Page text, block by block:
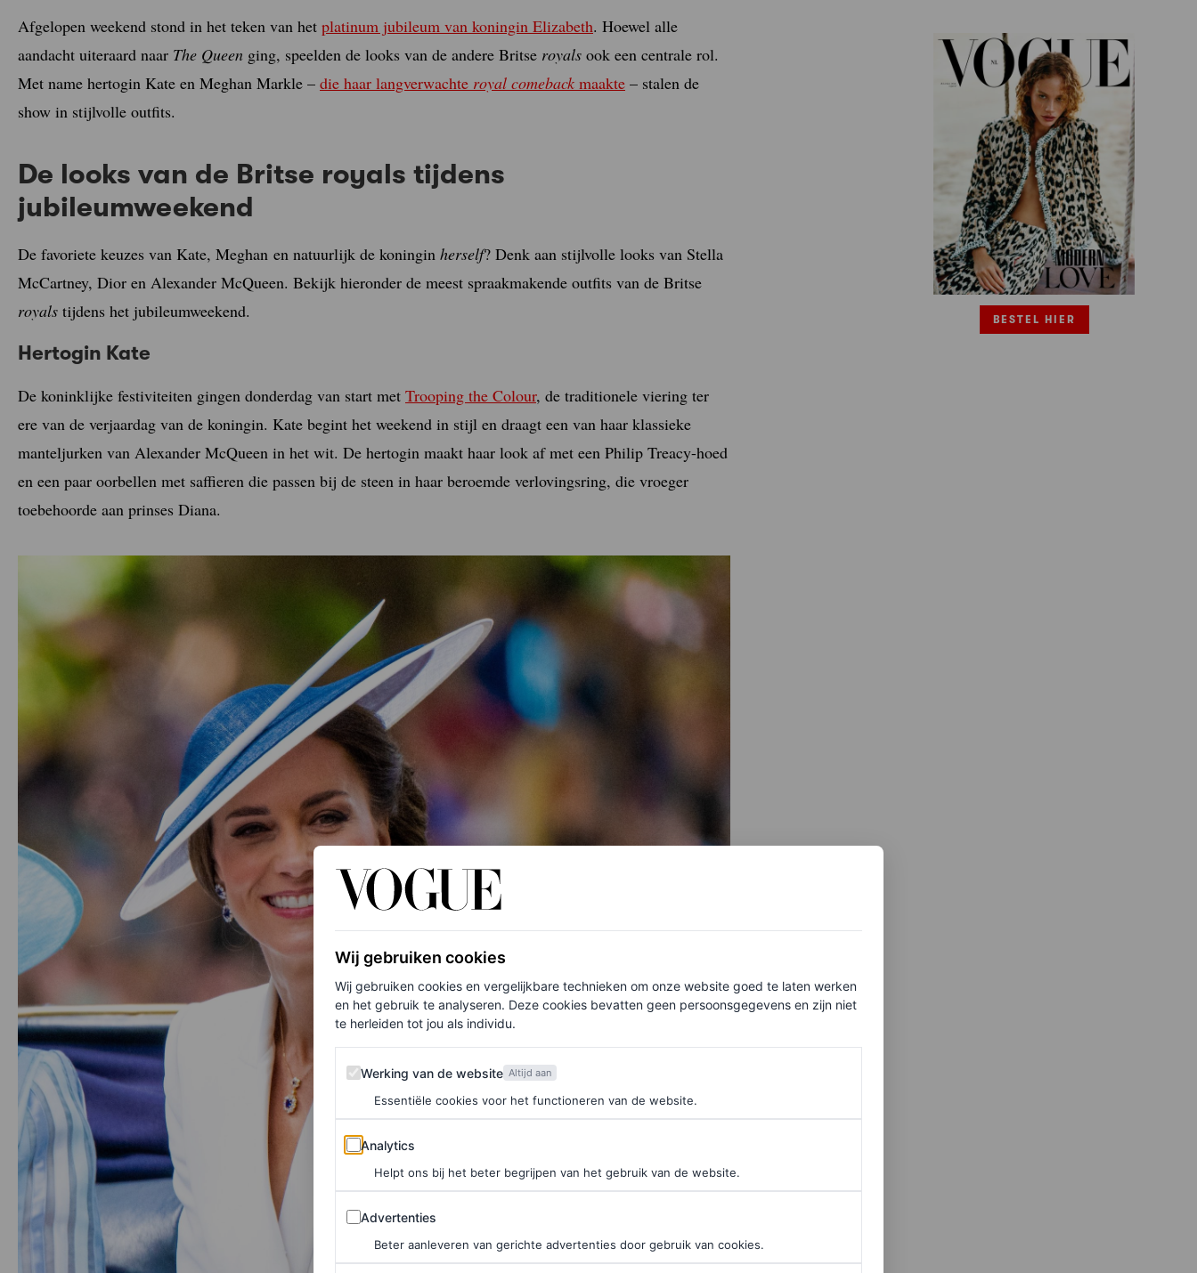
Afgelopen weekend stond in het teken van het platinum jubileum van koningin Elizabeth. Hoewel alle
aandacht uiteraard naar The Queen ging, speelden de looks van de andere Britse royals ook een centrale rol.
Met name hertogin Kate en Meghan Markle – die haar langverwachte royal comeback maakte – stalen de
show in stijlvolle outfits.
De looks van de Britse royals tijdens
jubileumweekend
De favoriete keuzes van Kate, Meghan en natuurlijk de koningin herself? Denk aan stijlvolle looks van Stella
McCartney, Dior en Alexander McQueen. Bekijk hieronder de meest spraakmakende outfits van de Britse
royals tijdens het jubileumweekend.
Hertogin Kate
De koninklijke festiviteiten gingen donderdag van start met Trooping the Colour, de traditionele viering ter
ere van de verjaardag van de koningin. Kate begint het weekend in stijl en draagt een van haar klassieke
manteljurken van Alexander McQueen in het wit. De hertogin maakt haar look af met een Philip Treacy-hoed
en een paar oorbellen met saffieren die passen bij de steen in haar beroemde verlovingsring, die vroeger
toebehoorde aan prinses Diana.
BESTEL HIER
Wij gebruiken cookies
Wij gebruiken cookies en vergelijkbare technieken om onze website goed te laten werken
en het gebruik te analyseren. Deze cookies bevatten geen persoonsgegevens en zijn niet
te herleiden tot jou als individu.
Werking van de website
Werking van de website Altijd aan
Essentiële cookies voor het functioneren van de website.
Analytics
Analytics
Helpt ons bij het beter begrijpen van het gebruik van de website.
Advertenties
Advertenties
Beter aanleveren van gerichte advertenties door gebruik van cookies.